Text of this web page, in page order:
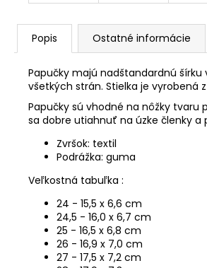
Popis Ostatné informácie
Papučky majú nadštandardnú
všetkých strán. Stielka je
Papučky sú vhodné na nôžky tvaru
sa dobre utiahnuť na úzke členky a
Zvršok: textil
Podrážka: guma
Veľkostná tabuľka :
24 - 15,5 x 6,6 cm
24,5 - 16,0 x 6,7 cm
25 - 16,5 x 6,8 cm
26 - 16,9 x 7,0 cm
27 - 17,5 x 7,2 cm